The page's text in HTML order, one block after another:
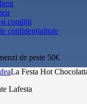
condiții
confidențialitate
de peste 50€‎
La Festa Hot